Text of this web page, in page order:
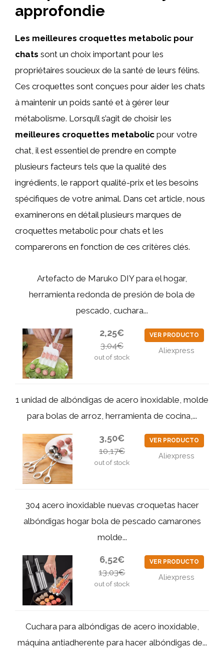
approfondie
Les meilleures croquettes metabolic pour
chats sont un choix important pour les
propriétaires soucieux de la santé de leurs félins.
Ces croquettes sont conçues pour aider les chats
à maintenir un poids santé et à gérer leur
métabolisme. Lorsqu’il s’agit de choisir les
meilleures croquettes metabolic pour votre
chat, il est essentiel de prendre en compte
plusieurs facteurs tels que la qualité des
ingrédients, le rapport qualité-prix et les besoins
spécifiques de votre animal. Dans cet article, nous
examinerons en détail plusieurs marques de
croquettes metabolic pour chats et les
comparerons en fonction de ces critères clés.
Artefacto de Maruko DIY para el hogar,
herramienta redonda de presión de bola de
pescado, cuchara...
2,25€
3,04€
out of stock
VER PRODUCTO
Aliexpress
1 unidad de albóndigas de acero inoxidable, molde
para bolas de arroz, herramienta de cocina,...
3,50€
10,17€
out of stock
VER PRODUCTO
Aliexpress
304 acero inoxidable nuevas croquetas hacer
albóndigas hogar bola de pescado camarones
molde...
6,52€
13,03€
out of stock
VER PRODUCTO
Aliexpress
Cuchara para albóndigas de acero inoxidable,
máquina antiadherente para hacer albóndigas de...